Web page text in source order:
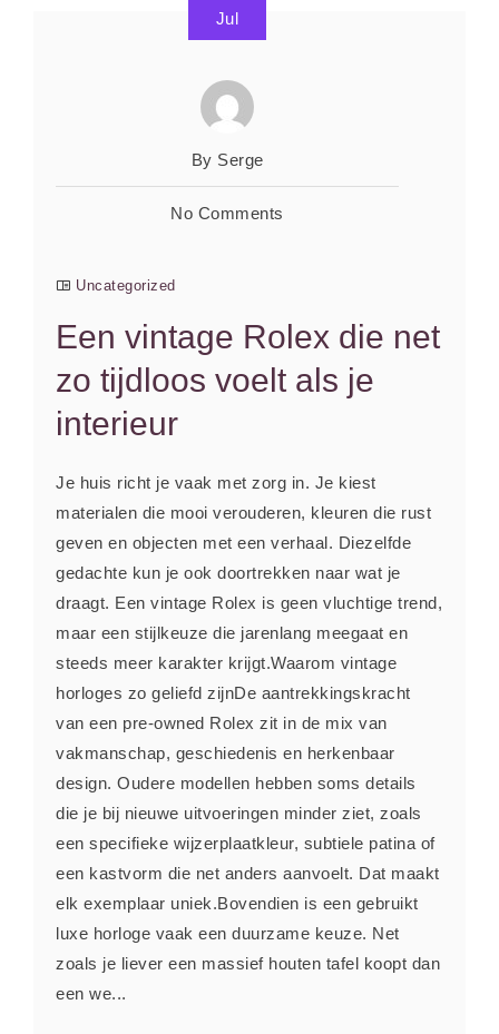
Jul
By Serge
No Comments
Uncategorized
Een vintage Rolex die net
zo tijdloos voelt als je
interieur
Je huis richt je vaak met zorg in. Je kiest
materialen die mooi verouderen, kleuren die rust
geven en objecten met een verhaal. Diezelfde
gedachte kun je ook doortrekken naar wat je
draagt. Een vintage Rolex is geen vluchtige trend,
maar een stijlkeuze die jarenlang meegaat en
steeds meer karakter krijgt.Waarom vintage
horloges zo geliefd zijnDe aantrekkingskracht
van een pre-owned Rolex zit in de mix van
vakmanschap, geschiedenis en herkenbaar
design. Oudere modellen hebben soms details
die je bij nieuwe uitvoeringen minder ziet, zoals
een specifieke wijzerplaatkleur, subtiele patina of
een kastvorm die net anders aanvoelt. Dat maakt
elk exemplaar uniek.Bovendien is een gebruikt
luxe horloge vaak een duurzame keuze. Net
zoals je liever een massief houten tafel koopt dan
een we...